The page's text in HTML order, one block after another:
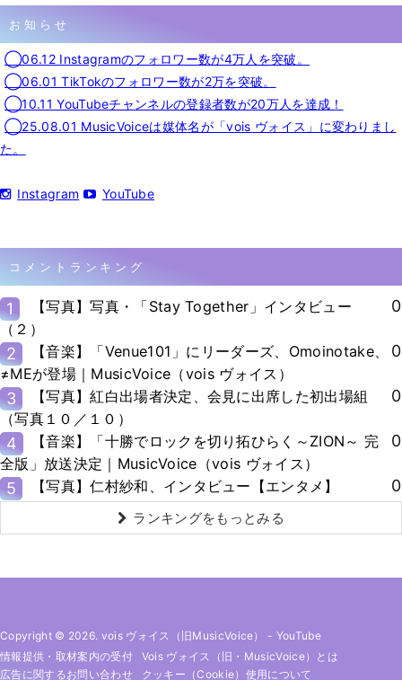
お知らせ
◯06.12 Instagramのフォロワー数が4万人を突破。
◯06.01 TikTokのフォロワー数が2万を突破。
◯10.11 YouTubeチャンネルの登録者数が20万人を達成！
◯25.08.01 MusicVoiceは媒体名が「vois ヴォイス」に変わりまし
た。
Instagram YouTube
コメントランキング
1
【写真】写真・「Stay Together」インタビュー
（２）
0
2
【音楽】「Venue101」にリーダーズ、Omoinotake、
≠MEが登場｜MusicVoice（vois ヴォイス）
0
3
【写真】紅白出場者決定、会見に出席した初出場組
（写真１０／１０）
0
4
【音楽】「十勝でロックを切り拓ひらく～ZION～ 完
全版」放送決定｜MusicVoice（vois ヴォイス）
0
5 【写真】仁村紗和、インタビュー【エンタメ】 0
ランキングをもっとみる
Copyright © 2026. vois ヴォイス（旧MusicVoice） - YouTube
情報提供・取材案内の受付
Vois ヴォイス（旧・MusicVoice）とは
広告に関するお問い合わせ
クッキー（cookie）使用について